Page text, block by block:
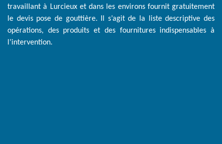
travaillant à Lurcieux et dans les environs fournit gratuitement
le devis pose de gouttière. Il s’agit de la liste descriptive des
opérations, des produits et des fournitures indispensables à
l’intervention.